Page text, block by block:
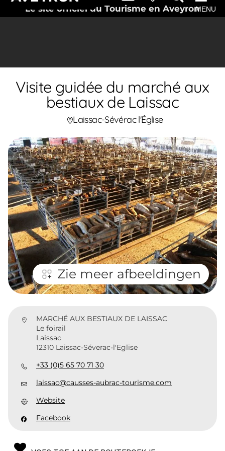
Le site officiel du Tourisme en AveyronMENU
Visite guidée du marché aux
bestiaux de Laissac
Laissac-Sévérac l'Église
Zie meer afbeeldingen
MARCHÉ AUX BESTIAUX DE LAISSAC
Le foirail
Laissac
12310 Laissac-Séverac-l'Eglise
+33 (0)5 65 70 71 30
laissac@causses-aubrac-tourisme.com
Website
Facebook